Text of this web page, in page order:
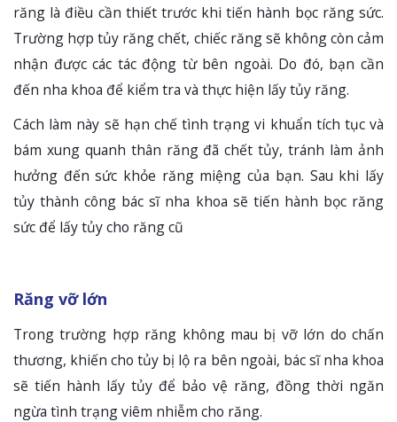
răng là điều cần thiết trước khi tiến hành bọc răng sức.
Trường hợp tủy răng chết, chiếc răng sẽ không còn cảm
nhận được các tác động từ bên ngoài. Do đó, bạn cần
đến nha khoa để kiểm tra và thực hiện lấy tủy răng.
Cách làm này sẽ hạn chế tình trạng vi khuẩn tích tục và
bám xung quanh thân răng đã chết tủy, tránh làm ảnh
hưởng đến sức khỏe răng miệng của bạn. Sau khi lấy
tủy thành công bác sĩ nha khoa sẽ tiến hành bọc răng
sức để lấy tủy cho răng cũ
Răng vỡ lớn
Trong trường hợp răng không mau bị vỡ lớn do chấn
thương, khiến cho tủy bị lộ ra bên ngoài, bác sĩ nha khoa
sẽ tiến hành lấy tủy để bảo vệ răng, đồng thời ngăn
ngừa tình trạng viêm nhiễm cho răng.